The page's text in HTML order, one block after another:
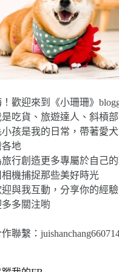
歡迎來到《小珊珊》
是吃貨、旅遊達人、斜槓
小孩是我的日常，帶著愛
各地
行創造更多專屬於自己的
相機捕捉那些美好時光
迎與我互動，分享你的經
多多關注喲
作聯繫：